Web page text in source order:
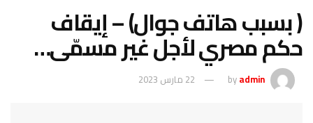
( بسبب هاتف جوال) – إيقاف
حكم مصري لأجل غير مسمّى…
byadmin 22 مارس 2023